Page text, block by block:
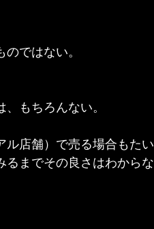
ではない。
もちろんない。
ル店舗）で売る場合もたい
るまでその良さはわからな